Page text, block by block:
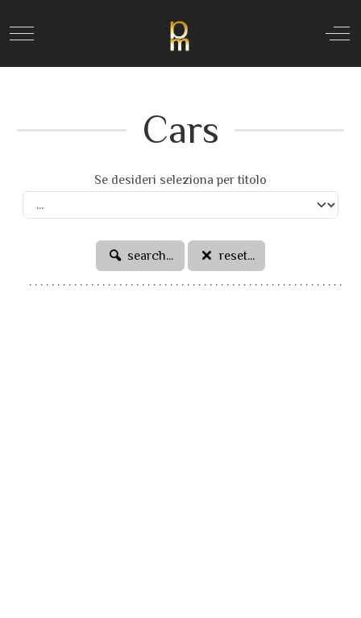
Mobile Menu Toggle Off-
Cars
Se desideri seleziona per titolo
search... reset...